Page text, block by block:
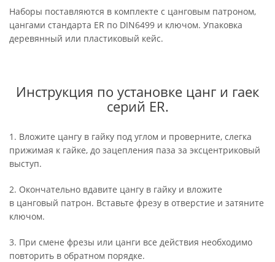
Наборы поставляются в комплекте с цанговым патроном,
цангами стандарта ER по DIN6499 и ключом. Упаковка
деревянный или пластиковый кейс.
Инструкция по установке цанг и гаек
серий ER.
1. Вложите цангу в гайку под углом и проверните, слегка
прижимая к гайке, до зацепления паза за эксцентриковый
выступ.
2. Окончательно вдавите цангу в гайку и вложите
в цанговый патрон. Вставьте фрезу в отверстие и затяните
ключом.
3. При смене фрезы или цанги все действия необходимо
повторить в обратном порядке.